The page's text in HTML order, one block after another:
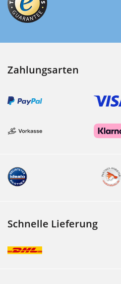
Zahlungsarten
Schnelle Lieferung